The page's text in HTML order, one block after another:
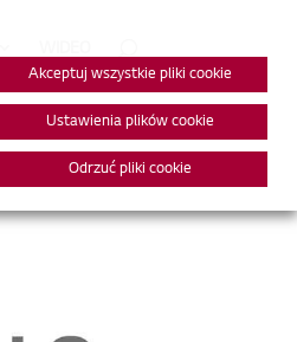
Akceptuj wszystkie pliki cookie
Ustawienia plików cookie
Odrzuć pliki cookie